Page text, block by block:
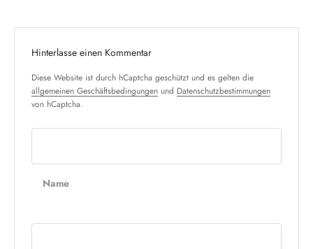
Hinterlasse einen Kommentar
Diese Website ist durch hCaptcha geschützt und es gelten die
allgemeinen Geschäftsbedingungen und Datenschutzbestimmungen
von hCaptcha.
Name